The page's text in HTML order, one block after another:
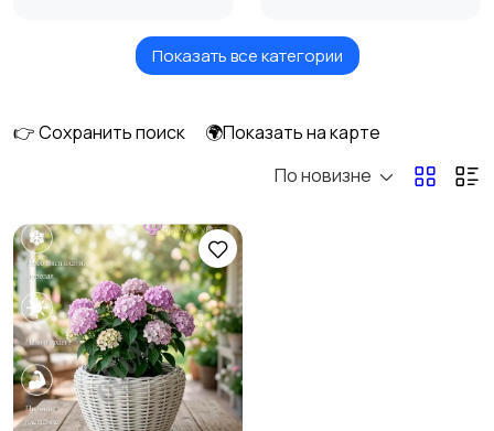
Кровати и матрасы Кухонные гарнитуры
Охрана и
сигнализации
Показать все категории
👉 Сохранить поиск
🌍Показать на карте
По новизне